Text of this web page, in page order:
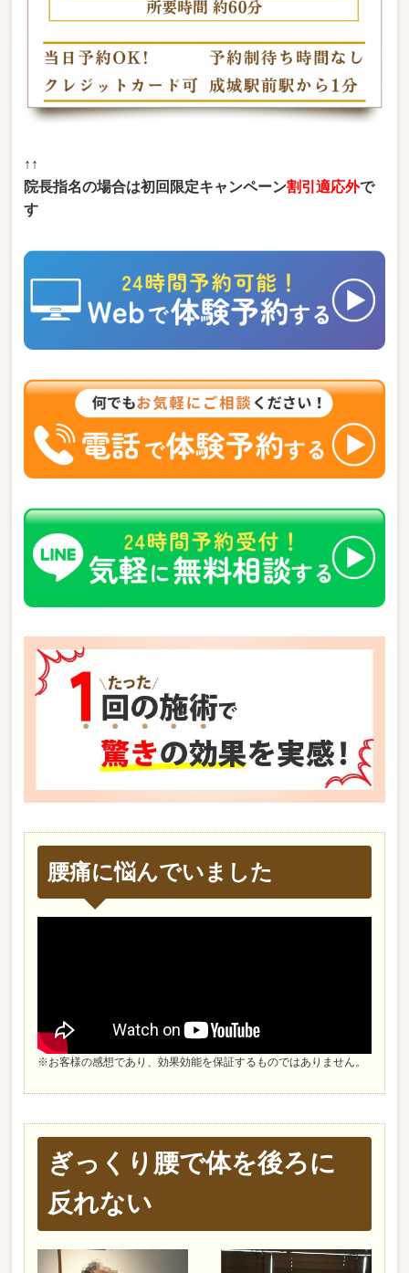
↑↑
院長指名の場合は初回限定キャンペーン割引適応外で
す
腰痛に悩んでいました
※お客様の感想であり、効果効能を保証するものではありません。
ぎっくり腰で体を後ろに
反れない